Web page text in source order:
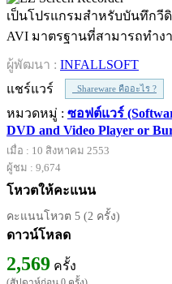
เป็นโปรแกรมสำหรับบันทึกวี
AVI มาตรฐานที่สามารถทำง
ผู้พัฒนา : INFALLSOFT
แชร์แวร์
Shareware คืออะไร ?
หมวดหมู่ : ซอฟต์แวร์
DVD and Video Player or
เมื่อ : 10 สิงหาคม 2553
ผู้ชม : 9,674
โหวตให้คะแนน
คะแนนโหวต 5 (2 ครั้ง)
ดาวน์โหลด
2,569 ครั้ง